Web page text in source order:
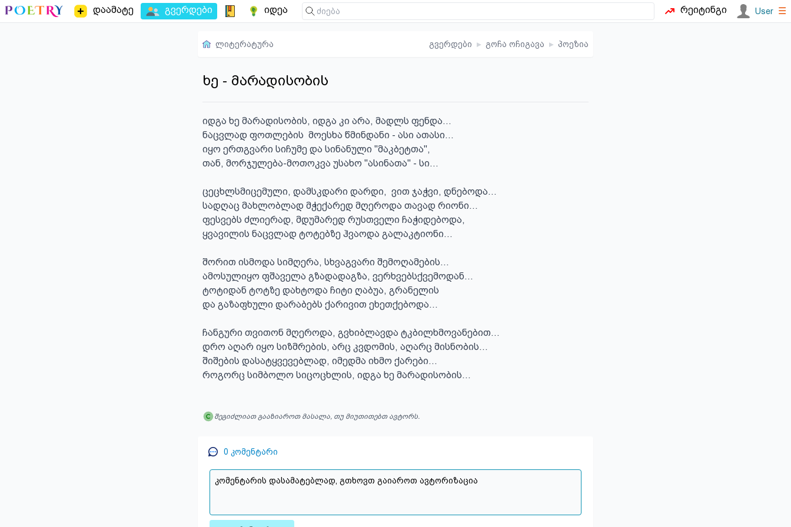
დაამატე გვერდები იდეა რეიტინგი User ☰
ლიტერატურა გვერდები ▸ გოჩა ოჩიგავა ▸ პოეზია
ხე - მარადისობის
იდგა ხე მარადისობის, იდგა კი არა, მადლს ფენდა...
ნაცვლად ფოთლების  მოესხა წმინდანი - ასი ათასი...
იყო ერთგვარი სიჩუმე და სინანული "მაკბეტთა",
თან, მორჯულება-მოთოკვა უსახო "ასინათა" - სი...
ცეცხლსმიცემული, დამსკდარი დარდი,  ვით ჯაჭვი, დნებოდა...
სადღაც მახლობლად მჭექარედ მღეროდა თავად რიონი...
ფესვებს ძლიერად, მდუმარედ რუსთველი ჩაჭიდებოდა,
ყვავილის ნაცვლად ტოტებზე ჰვაოდა გალაკტიონი...
შორით ისმოდა სიმღერა, სხვაგვარი შემოღამების...
ამოსულიყო ფშაველა გზადადაგზა, ვერხვებსქვემოდან...
ტოტიდან ტოტზე დახტოდა ჩიტი ღაბუა, გრანელის
და გაზაფხული დარაბებს ქარივით ეხეთქებოდა...
ჩანგური თვითონ მღეროდა, გვხიბლავდა ტკბილხმოვანებით...
დრო აღარ იყო სიზმრების, არც კვდომის, აღარც მისნობის...
შიშების დასატყვევებლად, იმედმა იხმო ქარები...
როგორც სიმბოლო სიცოცხლის, იდგა ხე მარადისობის...
შეგიძლიათ გააზიაროთ მასალა, თუ მიუთითებთ ავტორს.
0 კომენტარი